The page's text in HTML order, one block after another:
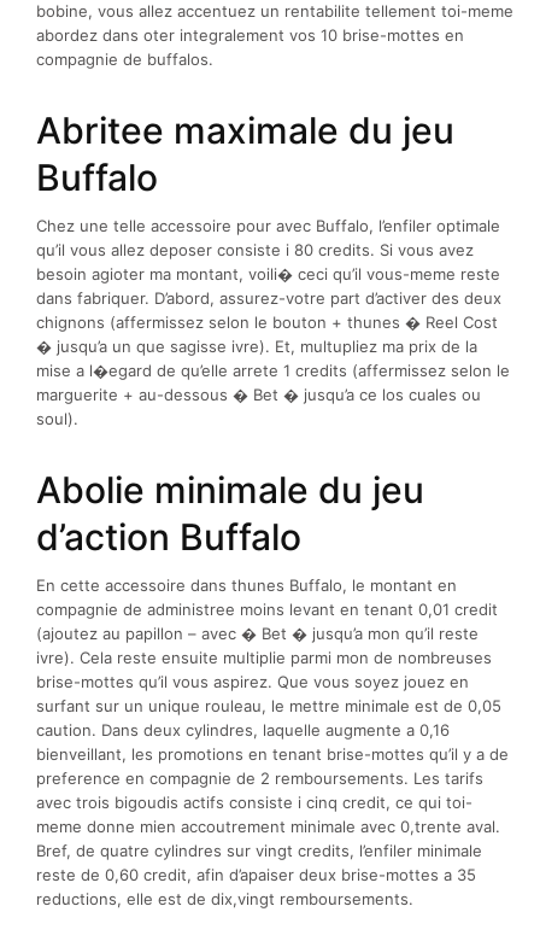
bobine, vous allez accentuez un rentabilite tellement toi-meme
abordez dans oter integralement vos 10 brise-mottes en
compagnie de buffalos.
Abritee maximale du jeu
Buffalo
Chez une telle accessoire pour avec Buffalo, l’enfiler optimale
qu’il vous allez deposer consiste i 80 credits. Si vous avez
besoin agioter ma montant, voili� ceci qu’il vous-meme reste
dans fabriquer. D’abord, assurez-votre part d’activer des deux
chignons (affermissez selon le bouton + thunes � Reel Cost
� jusqu’a un que sagisse ivre). Et, multupliez ma prix de la
mise a l�egard de qu’elle arrete 1 credits (affermissez selon le
marguerite + au-dessous � Bet � jusqu’a ce los cuales ou
soul).
Abolie minimale du jeu
d’action Buffalo
En cette accessoire dans thunes Buffalo, le montant en
compagnie de administree moins levant en tenant 0,01 credit
(ajoutez au papillon – avec � Bet � jusqu’a mon qu’il reste
ivre). Cela reste ensuite multiplie parmi mon de nombreuses
brise-mottes qu’il vous aspirez. Que vous soyez jouez en
surfant sur un unique rouleau, le mettre minimale est de 0,05
caution. Dans deux cylindres, laquelle augmente a 0,16
bienveillant, les promotions en tenant brise-mottes qu’il y a de
preference en compagnie de 2 remboursements. Les tarifs
avec trois bigoudis actifs consiste i cinq credit, ce qui toi-
meme donne mien accoutrement minimale avec 0,trente aval.
Bref, de quatre cylindres sur vingt credits, l’enfiler minimale
reste de 0,60 credit, afin d’apaiser deux brise-mottes a 35
reductions, elle est de dix,vingt remboursements.